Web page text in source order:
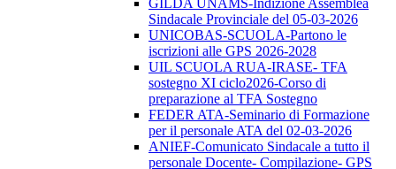
GILDA UNAMS-Indizione Assemblea
Sindacale Provinciale del 05-03-2026
UNICOBAS-SCUOLA-Partono le
iscrizioni alle GPS 2026-2028
UIL SCUOLA RUA-IRASE- TFA
sostegno XI ciclo2026-Corso di
preparazione al TFA Sostegno
FEDER ATA-Seminario di Formazione
per il personale ATA del 02-03-2026
ANIEF-Comunicato Sindacale a tutto il
personale Docente- Compilazione- GPS